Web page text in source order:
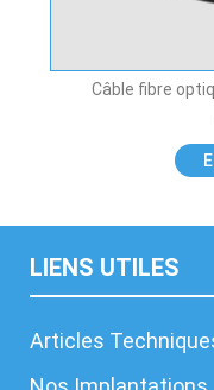
Câble fibre
LIENS UTILES
Articles